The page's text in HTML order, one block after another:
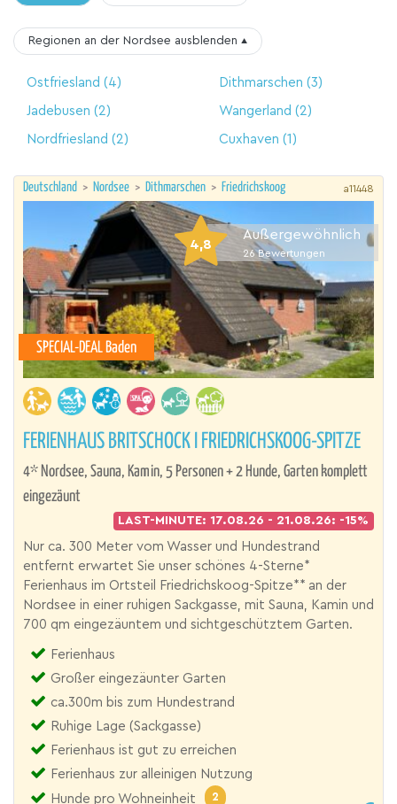
Regionen an der Nordsee ausblenden ▴
Ostfriesland (4) Dithmarschen (3)
Jadebusen (2) Wangerland (2)
Nordfriesland (2) Cuxhaven (1)
Deutschland > Nordsee > Dithmarschen > Friedrichskoog a11448
4,8
Außergewöhnlich
26 Bewertungen
SPECIAL-DEAL Baden
FERIENHAUS BRITSCHOCK I FRIEDRICHSKOOG-SPITZE
4* Nordsee, Sauna, Kamin, 5 Personen + 2 Hunde, Garten komplett
eingezäunt
LAST-MINUTE: 17.08.26 - 21.08.26: -15%
Nur ca. 300 Meter vom Wasser und Hundestrand
entfernt erwartet Sie unser schönes 4-Sterne*
Ferienhaus im Ortsteil Friedrichskoog-Spitze** an der
Nordsee in einer ruhigen Sackgasse, mit Sauna, Kamin und
700 qm eingezäuntem und sichtgeschütztem Garten.
Ferienhaus
Großer eingezäunter Garten
ca.300m bis zum Hundestrand
Ruhige Lage (Sackgasse)
Ferienhaus ist gut zu erreichen
Ferienhaus zur alleinigen Nutzung
Hunde pro Wohneinheit
2